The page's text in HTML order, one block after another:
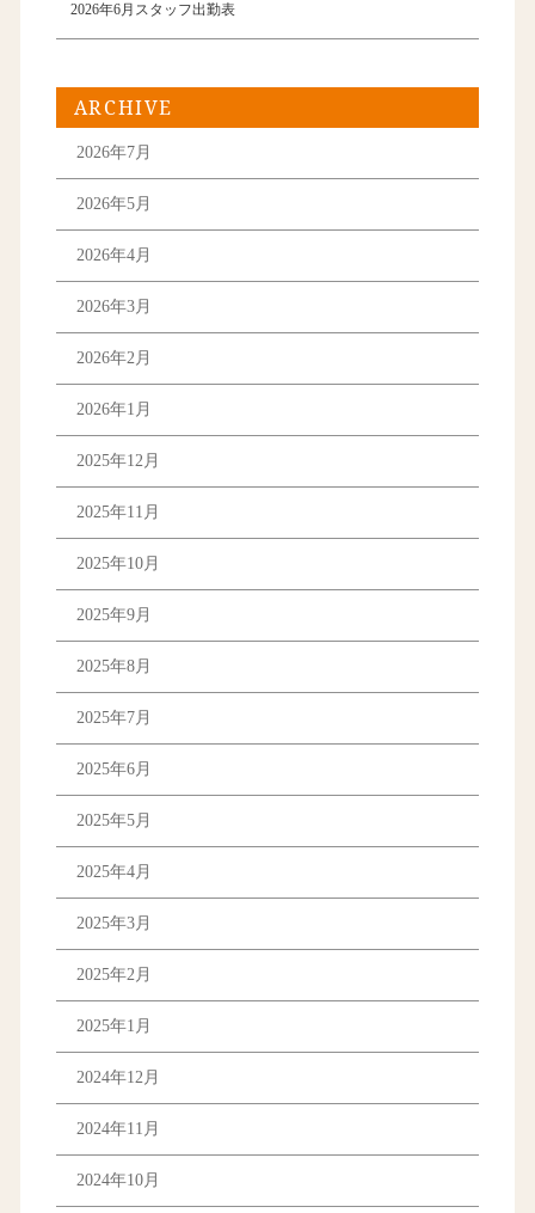
2026年6月スタッフ出勤表
ARCHIVE
2026年7月
2026年5月
2026年4月
2026年3月
2026年2月
2026年1月
2025年12月
2025年11月
2025年10月
2025年9月
2025年8月
2025年7月
2025年6月
2025年5月
2025年4月
2025年3月
2025年2月
2025年1月
2024年12月
2024年11月
2024年10月